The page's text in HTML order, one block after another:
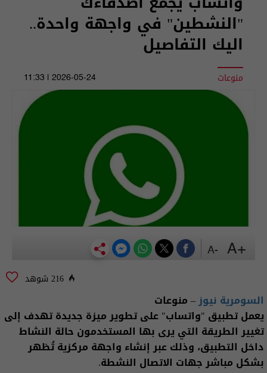
"النشطين" في واجهة واحدة..
اليك التفاصيل
منوعات 2026-05-24 | 11:33
216 شوهد
السومرية نيوز– منوعات
يعمل تطبيق "واتساب" على تطوير ميزة جديدة تهدف إلى
تغيير الطريقة التي يرى بها المستخدمون حالة النشاط
داخل التطبيق، وذلك عبر إنشاء واجهة مركزية تُظهر
بشكل مباشر جهات الاتصال النشطة.
+A
-A